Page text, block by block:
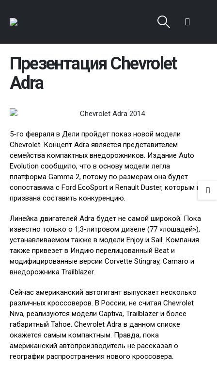
Презентация Chevrolet
Adra
5-го февраля в Дели пройдет показ новой модели
Chevrolet. Концепт Adra является представителем
семейства компактных внедорожников. Издание Auto
Evolution сообщило, что в основу модели легла
платформа Gamma 2, потому по размерам она будет
сопоставима с Ford EcoSport и Renault Duster, которым и
призвана составить конкуренцию.
Линейка двигателей Adra будет не самой широкой. Пока
известно только о 1,3-литровом дизеле (77 «лошадей»),
устанавливаемом также в модели Enjoy и Sail. Компания
также привезет в Индию перелицованный Beat и
модифицированные версии Corvette Stingray, Camaro и
внедорожника Trailblazer.
Сейчас американский автогигант выпускает несколько
различных кроссоверов. В России, не считая Chevrolet
Niva, реализуются модели Captiva, Trailblazer и более
габаритный Tahoe. Chevrolet Adra в данном списке
окажется самым компактным. Правда, пока
американский автопроизводитель не рассказал о
географии распространения нового кроссовера.